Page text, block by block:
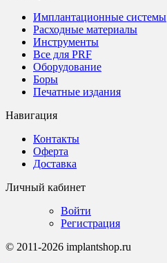
Имплантационные системы
Расходные материалы
Инструменты
Все для PRF
Оборудование
Боры
Печатные издания
Навигация
Контакты
Оферта
Доставка
Личный кабинет
Войти
Регистрация
© 2011-2026 implantshop.ru